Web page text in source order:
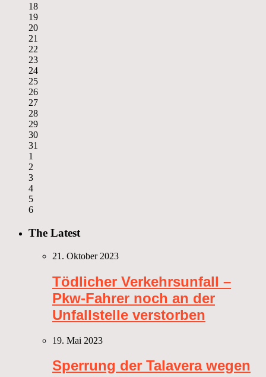
18
19
20
21
22
23
24
25
26
27
28
29
30
31
1
2
3
4
5
6
The Latest
21. Oktober 2023
Tödlicher Verkehrsunfall –
Pkw-Fahrer noch an der
Unfallstelle verstorben
19. Mai 2023
Sperrung der Talavera wegen